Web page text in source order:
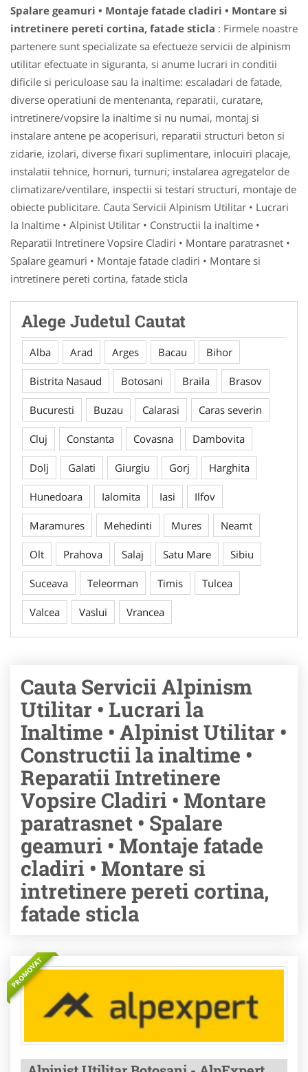
Spalare geamuri • Montaje fatade cladiri • Montare si
intretinere pereti cortina, fatade sticla : Firmele noastre
partenere sunt specializate sa efectueze servicii de alpinism
utilitar efectuate in siguranta, si anume lucrari in conditii
dificile si periculoase sau la inaltime: escaladari de fatade,
diverse operatiuni de mentenanta, reparatii, curatare,
intretinere/vopsire la inaltime si nu numai, montaj si
instalare antene pe acoperisuri, reparatii structuri beton si
zidarie, izolari, diverse fixari suplimentare, inlocuiri placaje,
instalatii tehnice, hornuri, turnuri; instalarea agregatelor de
climatizare/ventilare, inspectii si testari structuri, montaje de
obiecte publicitare. Cauta Servicii Alpinism Utilitar • Lucrari
la Inaltime • Alpinist Utilitar • Constructii la inaltime •
Reparatii Intretinere Vopsire Cladiri • Montare paratrasnet •
Spalare geamuri • Montaje fatade cladiri • Montare si
intretinere pereti cortina, fatade sticla
Alege Judetul Cautat
Alba Arad Arges Bacau Bihor
Bistrita Nasaud Botosani Braila Brasov
Bucuresti Buzau Calarasi Caras severin
Cluj Constanta Covasna Dambovita
Dolj Galati Giurgiu Gorj Harghita
Hunedoara Ialomita Iasi Ilfov
Maramures Mehedinti Mures Neamt
Olt Prahova Salaj Satu Mare Sibiu
Suceava Teleorman Timis Tulcea
Valcea Vaslui Vrancea
Cauta Servicii Alpinism
Utilitar • Lucrari la
Inaltime • Alpinist Utilitar •
Constructii la inaltime •
Reparatii Intretinere
Vopsire Cladiri • Montare
paratrasnet • Spalare
geamuri • Montaje fatade
cladiri • Montare si
intretinere pereti cortina,
fatade sticla
PROMOVAT